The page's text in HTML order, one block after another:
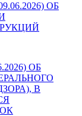
ОБ
ОБ
В